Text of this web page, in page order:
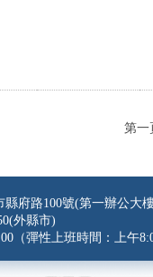
第一
府路100號(第一辦公大
外縣市)
（彈性上班時間：上午